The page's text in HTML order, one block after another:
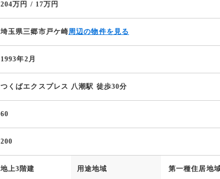
204万円 / 17万円
埼玉県三郷市戸ケ崎周辺の物件を見る
1993年2月
つくばエクスプレス 八潮駅 徒歩30分
60
200
地上3階建 用途地域 第一種住居地